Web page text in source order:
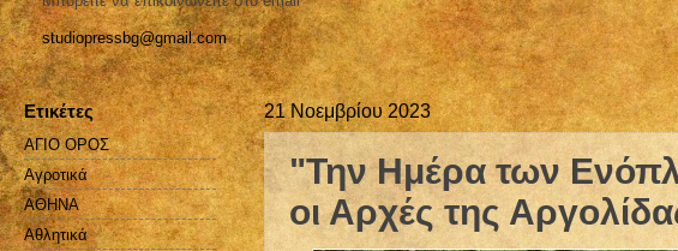
studiopressbg@gmail.com
21 Νοεμβρίου 2023
"Την Ημέρα των
οι Αρχές της
Ετικέτες
ΑΓΙΟ ΟΡΟΣ
Αγροτικά
ΑΘΗΝΑ
Αθλητικά